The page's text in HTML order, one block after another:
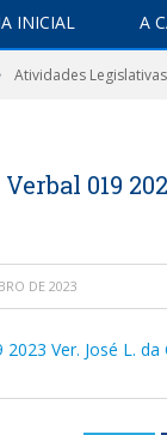
INICIAL A
Atividades Legislativas
019
DE 2023
Ver. José L.